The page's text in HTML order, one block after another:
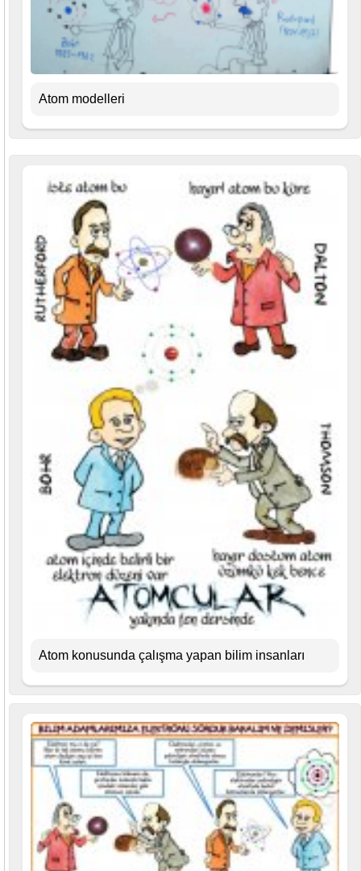
Atom modelleri
Atom konusunda çalışma yapan bilim insanları